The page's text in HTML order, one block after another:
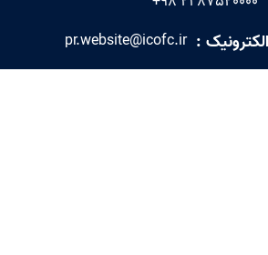
:
pr.website@icofc.ir